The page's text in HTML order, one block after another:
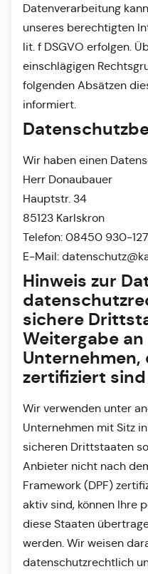
Datenverarbeitung
unseres berechtigten
lit. f DSGVO erfolgen.
einschlägigen
folgenden Absätzen
informiert.
Wir haben einen
Herr Donaubauer
Hauptstr. 34
85123 Karlskron
Telefon: 08450 930-127
E-Mail:
Hinweis zur
sichere
Weitergabe an
Unternehmen,
zertifiziert sind
Wir verwenden unter
Unternehmen mit Sitz
sicheren Drittstaaten
Anbieter nicht nach
Framework (DPF)
aktiv sind, können Ihre
diese Staaten
werden. Wir weisen
datenschutzrechtlich